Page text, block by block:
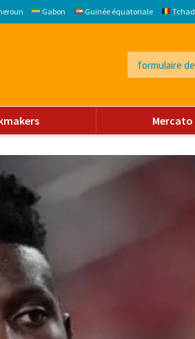
Gabon Guinée équatoriale Tchad
Mercato